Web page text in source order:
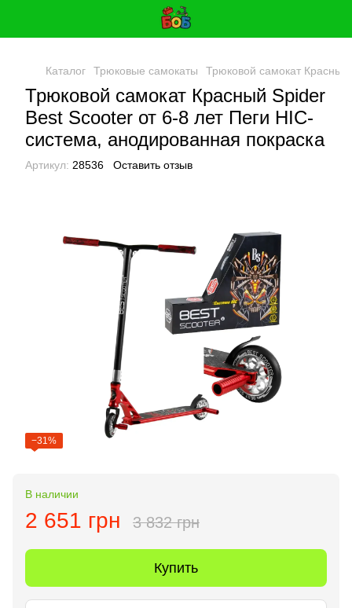
Каталог Трюковые самокаты Трюковой cамокат Красный
Трюковой cамокат Красный Spider
Best Scooter от 6-8 лет Пеги HIC-
система, анодированная покраска
Артикул: 28536 Оставить отзыв
−31%
В наличии
2 651 грн 3 832 грн
Купить